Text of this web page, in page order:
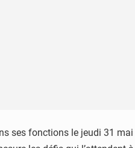
ses fonctions le jeudi 31